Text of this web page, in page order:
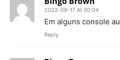
2022-09-17 At 00:04
Em alguns console
Reply